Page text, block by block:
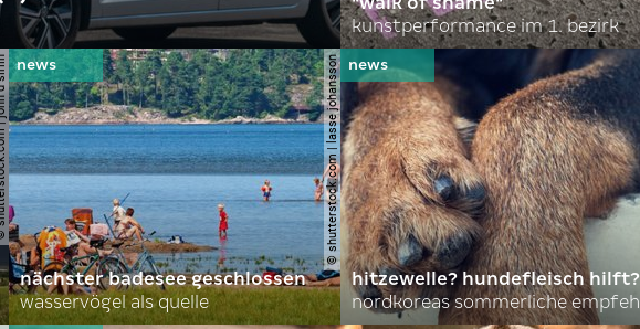
kunstperformance im 1. bezirk
d sirlin © shutterstock.com | lasse johansson
nächster badesee geschlossen
wasservögel als quelle
hitzewelle? hundefleisch hilft?